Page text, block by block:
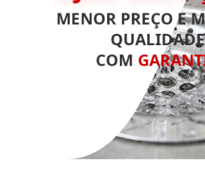
MENOR PREÇO E
COM